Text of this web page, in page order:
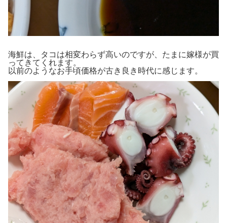
海鮮は、タコは相変わらず高いのですが、たまに嫁様が買
ってきてくれます。
以前のようなお手頃価格が古き良き時代に感じます。